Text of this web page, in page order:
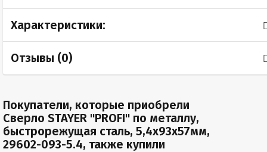
Характеристики:
Отзывы (0)
Покупатели, которые приобрели
Сверло STAYER "PROFI" по металлу,
быстрорежущая сталь, 5,4х93х57мм,
29602-093-5.4, также купили